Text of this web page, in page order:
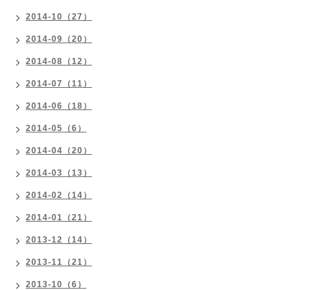
2014-10（27）
2014-09（20）
2014-08（12）
2014-07（11）
2014-06（18）
2014-05（6）
2014-04（20）
2014-03（13）
2014-02（14）
2014-01（21）
2013-12（14）
2013-11（21）
2013-10（6）